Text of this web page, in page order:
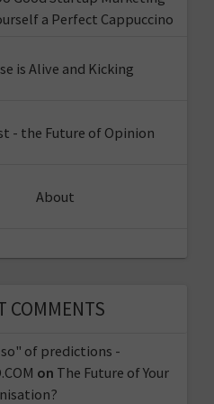
a Perfect Cappuccino
is Alive and Kicking
- the Future of Opinion
About
COMMENTS
of predictions -
on The Future of Your